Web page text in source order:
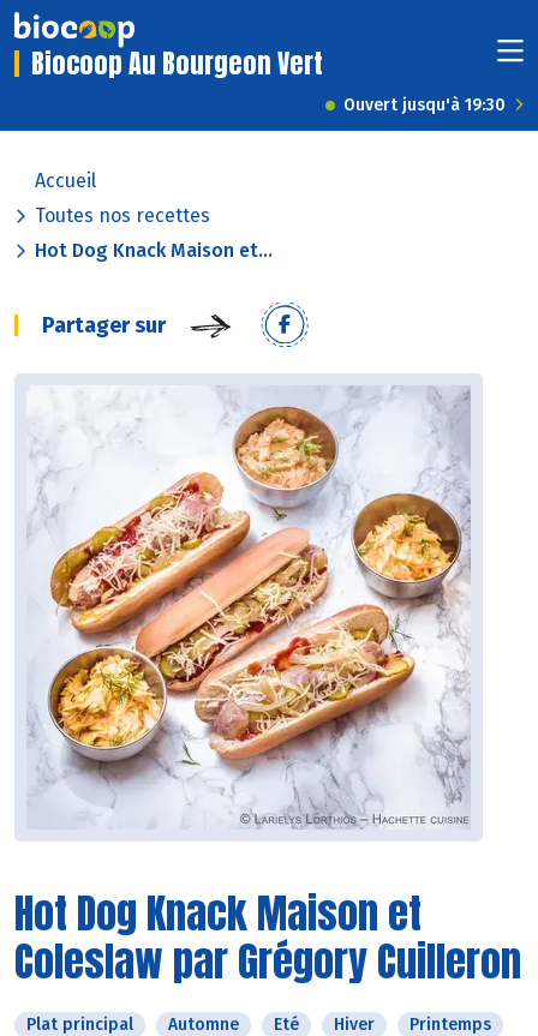
Biocoop Au Bourgeon Vert
Ouvert jusqu'à 19:30
Accueil
Toutes nos recettes
Hot Dog Knack Maison et...
Partager sur
Hot Dog Knack Maison et
Coleslaw par Grégory Cuilleron
Plat principal Automne Eté Hiver Printemps